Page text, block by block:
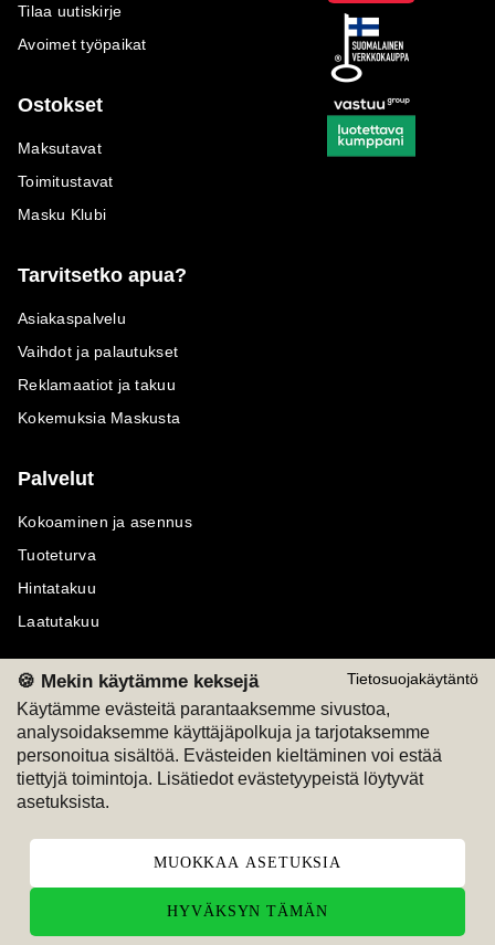
Tietosuojakäytäntö
🍪 Mekin käytämme keksejä
Käytämme evästeitä parantaaksemme sivustoa,
analysoidaksemme käyttäjäpolkuja ja tarjotaksemme
personoitua sisältöä. Evästeiden kieltäminen voi estää
tiettyjä toimintoja. Lisätiedot evästetyypeistä löytyvät
asetuksista.
MUOKKAA ASETUKSIA
HYVÄKSYN TÄMÄN
Tilaa uutiskirje
Avoimet työpaikat
Ostokset
Maksutavat
Toimitustavat
Masku Klubi
Tarvitsetko apua?
Asiakaspalvelu
Vaihdot ja palautukset
Reklamaatiot ja takuu
Kokemuksia Maskusta
Palvelut
Kokoaminen ja asennus
Tuoteturva
Hintatakuu
Laatutakuu
Maksutavat
M
Seuraa meitä